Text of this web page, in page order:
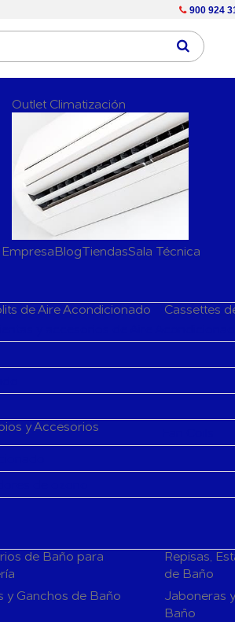
900 924
Outlet Climatización
Sala Técnica
Tiendas
Blog
Empresa
de Aire Acondicionado
Cassettes
y Accesorios
de Baño para
Repisas,
de Baño
y Ganchos de Baño
Jaboneras
Baño